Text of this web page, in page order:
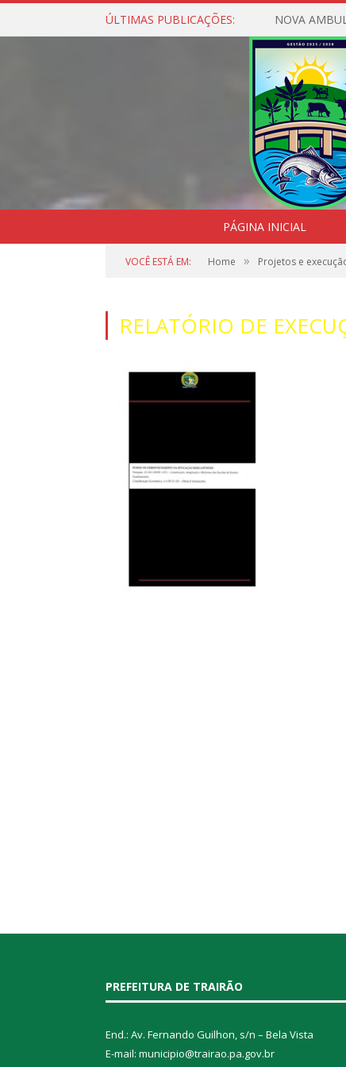
ÚLTIMAS PUBLICAÇÕES: NOVA
PÁGINA INICIAL
VOCÊ ESTÁ EM: Home » Projetos e
RELATÓRIO DE
PREFEITURA DE TRAIRÃO
End.: Av. Fernando Guilhon, s/n – Bela Vista
E-mail: municipio@trairao.pa.gov.br